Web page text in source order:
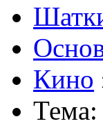
Кино
Тема: